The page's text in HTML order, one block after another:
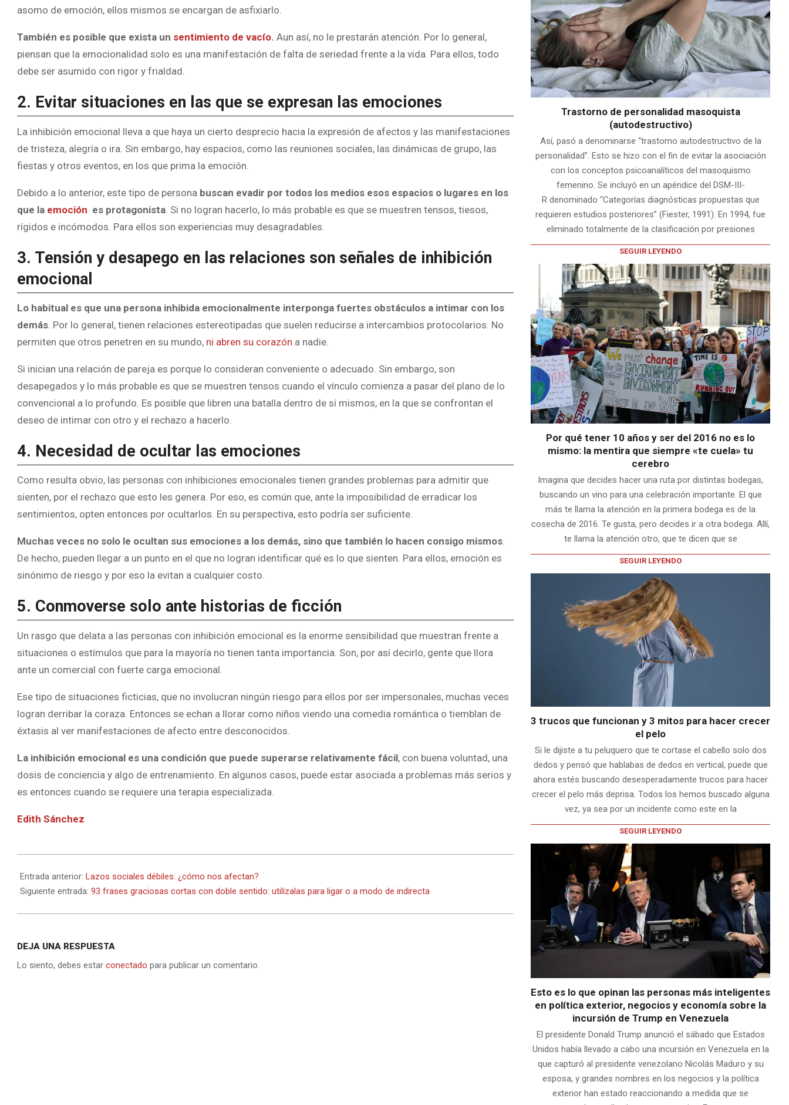
asomo de emoción, ellos mismos se encargan de asfixiarlo.
También es posible que exista un sentimiento de vacío. Aun así, no le prestarán atención. Por lo general,
piensan que la emocionalidad solo es una manifestación de falta de seriedad frente a la vida. Para ellos, todo
debe ser asumido con rigor y frialdad.
2. Evitar situaciones en las que se expresan las emociones
La inhibición emocional lleva a que haya un cierto desprecio hacia la expresión de afectos y las manifestaciones
de tristeza, alegría o ira. Sin embargo, hay espacios, como las reuniones sociales, las dinámicas de grupo, las
fiestas y otros eventos, en los que prima la emoción.
Debido a lo anterior, este tipo de persona buscan evadir por todos los medios esos espacios o lugares en los
que la emoción es protagonista . Si no logran hacerlo, lo más probable es que se muestren tensos, tiesos,
rígidos e incómodos. Para ellos son experiencias muy desagradables.
3. Tensión y desapego en las relaciones son señales de inhibición
emocional
Lo habitual es que una persona inhibida emocionalmente interponga fuertes obstáculos a intimar con los
demás. Por lo general, tienen relaciones estereotipadas que suelen reducirse a intercambios protocolarios. No
permiten que otros penetren en su mundo, ni abren su corazón a nadie.
Si inician una relación de pareja es porque lo consideran conveniente o adecuado. Sin embargo, son
desapegados y lo más probable es que se muestren tensos cuando el vínculo comienza a pasar del plano de lo
convencional a lo profundo. Es posible que libren una batalla dentro de sí mismos, en la que se confrontan el
deseo de intimar con otro y el rechazo a hacerlo.
4. Necesidad de ocultar las emociones
Como resulta obvio, las personas con inhibiciones emocionales tienen grandes problemas para admitir que
sienten, por el rechazo que esto les genera. Por eso, es común que, ante la imposibilidad de erradicar los
sentimientos, opten entonces por ocultarlos. En su perspectiva, esto podría ser suficiente.
Muchas veces no solo le ocultan sus emociones a los demás, sino que también lo hacen consigo mismos.
De hecho, pueden llegar a un punto en el que no logran identificar qué es lo que sienten. Para ellos, emoción es
sinónimo de riesgo y por eso la evitan a cualquier costo.
5. Conmoverse solo ante historias de ficción
Un rasgo que delata a las personas con inhibición emocional es la enorme sensibilidad que muestran frente a
situaciones o estímulos que para la mayoría no tienen tanta importancia. Son, por así decirlo, gente que llora
ante un comercial con fuerte carga emocional.
Ese tipo de situaciones ficticias, que no involucran ningún riesgo para ellos por ser impersonales, muchas veces
logran derribar la coraza. Entonces se echan a llorar como niños viendo una comedia romántica o tiemblan de
éxtasis al ver manifestaciones de afecto entre desconocidos.
La inhibición emocional es una condición que puede superarse relativamente fácil, con buena voluntad, una
dosis de conciencia y algo de entrenamiento. En algunos casos, puede estar asociada a problemas más serios y
es entonces cuando se requiere una terapia especializada.
Edith Sánchez
01-
13
Entrada anterior: Lazos sociales débiles: ¿cómo nos afectan?
Siguiente entrada: 93 frases graciosas cortas con doble sentido: utilízalas para ligar o a modo de indirecta
DEJA UNA RESPUESTA
Lo siento, debes estar conectado para publicar un comentario.
Trastorno de personalidad masoquista
(autodestructivo)
Así, pasó a denominarse “trastorno autodestructivo de la
personalidad”. Esto se hizo con el fin de evitar la asociación
con los conceptos psicoanalíticos del masoquismo
femenino. Se incluyó en un apéndice del DSM-III-
R denominado “Categorías diagnósticas propuestas que
requieren estudios posteriores” (Fiester, 1991). En 1994, fue
eliminado totalmente de la clasificación por presiones
SEGUIR LEYENDO
Por qué tener 10 años y ser del 2016 no es lo
mismo: la mentira que siempre «te cuela» tu
cerebro
Imagina que decides hacer una ruta por distintas bodegas,
buscando un vino para una celebración importante. El que
más te llama la atención en la primera bodega es de la
cosecha de 2016. Te gusta, pero decides ir a otra bodega. Allí,
te llama la atención otro, que te dicen que se
SEGUIR LEYENDO
3 trucos que funcionan y 3 mitos para hacer crecer
el pelo
Si le dijiste a tu peluquero que te cortase el cabello solo dos
dedos y pensó que hablabas de dedos en vertical, puede que
ahora estés buscando desesperadamente trucos para hacer
crecer el pelo más deprisa. Todos los hemos buscado alguna
vez, ya sea por un incidente como este en la
SEGUIR LEYENDO
Esto es lo que opinan las personas más inteligentes
en política exterior, negocios y economía sobre la
incursión de Trump en Venezuela
El presidente Donald Trump anunció el sábado que Estados
Unidos había llevado a cabo una incursión en Venezuela en la
que capturó al presidente venezolano Nicolás Maduro y su
esposa, y grandes nombres en los negocios y la política
exterior han estado reaccionando a medida que se